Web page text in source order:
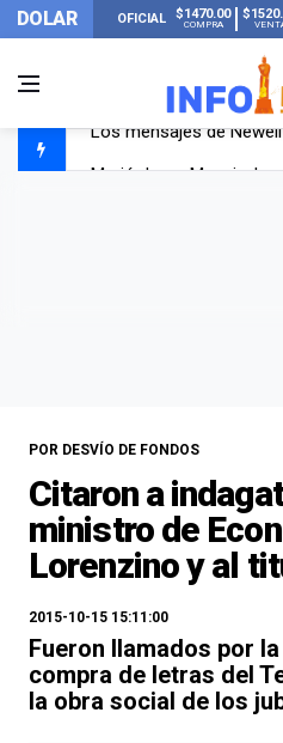
DOLAR OFICIAL $1470.00
COMPRA
POR DESVÍO DE FONDOS
Citaron a
ministro de
Lorenzino y al
2015-10-15 15:11:00
Fueron llamados por
compra de letras del
la obra social de los